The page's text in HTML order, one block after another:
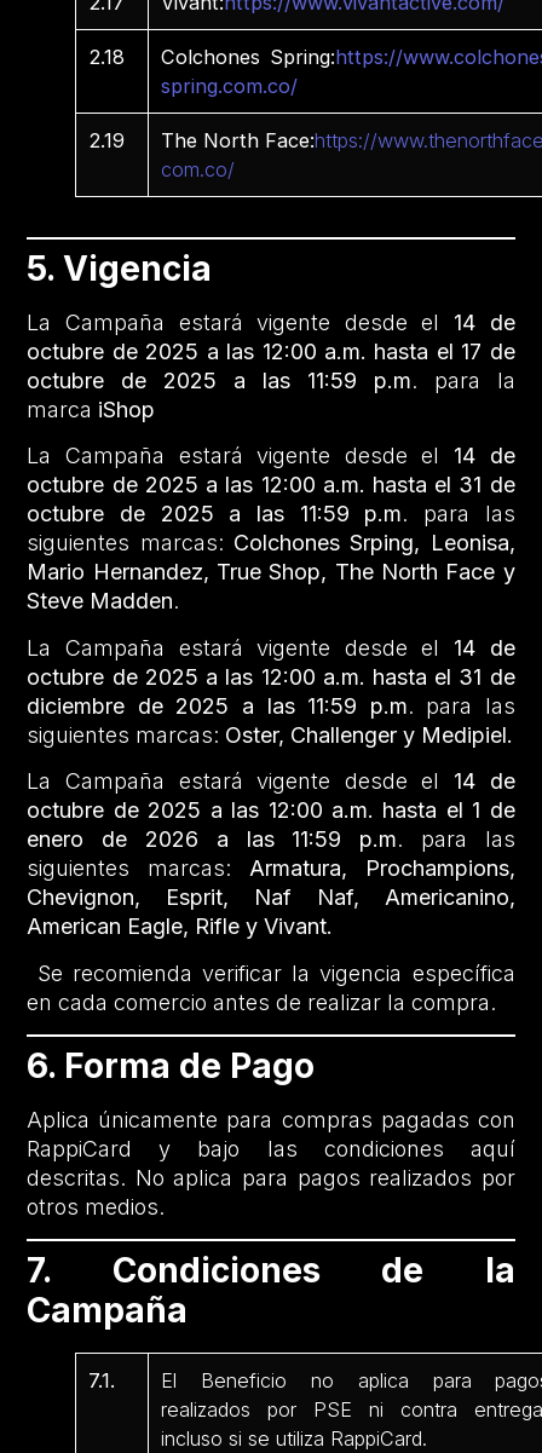
2.18 Colchones Spring:https://
spring.com.co/
2.19 The North Face:https://
com.co/
5. Vigencia
La Campaña estará vigente desde el
14 de
octubre de 2025 a las 12:00 a.m. hasta el 17 de
octubre de 2025 a las 11:59 p.m. para la
marca iShop
La Campaña estará vigente desde el
14 de
octubre de 2025 a las 12:00 a.m. hasta el 31 de
octubre de 2025 a las 11:59 p.m. para las
siguientes marcas: Colchones Srping, Leonisa,
Mario Hernandez, True Shop, The North Face y
Steve Madden.
La Campaña estará vigente desde el
14 de
octubre de 2025 a las 12:00 a.m. hasta el 31 de
diciembre de 2025 a las 11:59 p.m. para las
siguientes marcas: Oster, Challenger y Medipiel.
La Campaña estará vigente desde el
14 de
octubre de 2025 a las 12:00 a.m. hasta el 1 de
enero de 2026 a las 11:59 p.m. para las
siguientes marcas: Armatura, Prochampions,
Chevignon, Esprit, Naf Naf, Americanino,
American Eagle, Rifle y Vivant.
Se recomienda verificar la vigencia específica
en cada comercio antes de realizar la compra.
6. Forma de Pago
Aplica únicamente para compras pagadas con
RappiCard y bajo las condiciones aquí
descritas. No aplica para pagos realizados por
otros medios.
7. Condiciones de la
Campaña
7.1.
El Beneficio no aplica para
realizados por PSE ni contra
incluso si se utiliza RappiCard.